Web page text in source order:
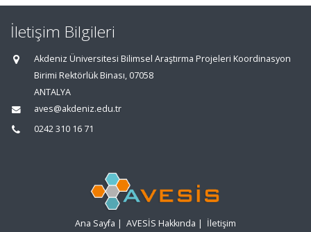
İletişim Bilgileri
Akdeniz Üniversitesi Bilimsel Araştırma Projeleri Koordinasyon
Birimi Rektörlük Binası, 07058
ANTALYA
aves@akdeniz.edu.tr
0242 310 16 71
Ana Sayfa | AVESİS Hakkında | İletişim